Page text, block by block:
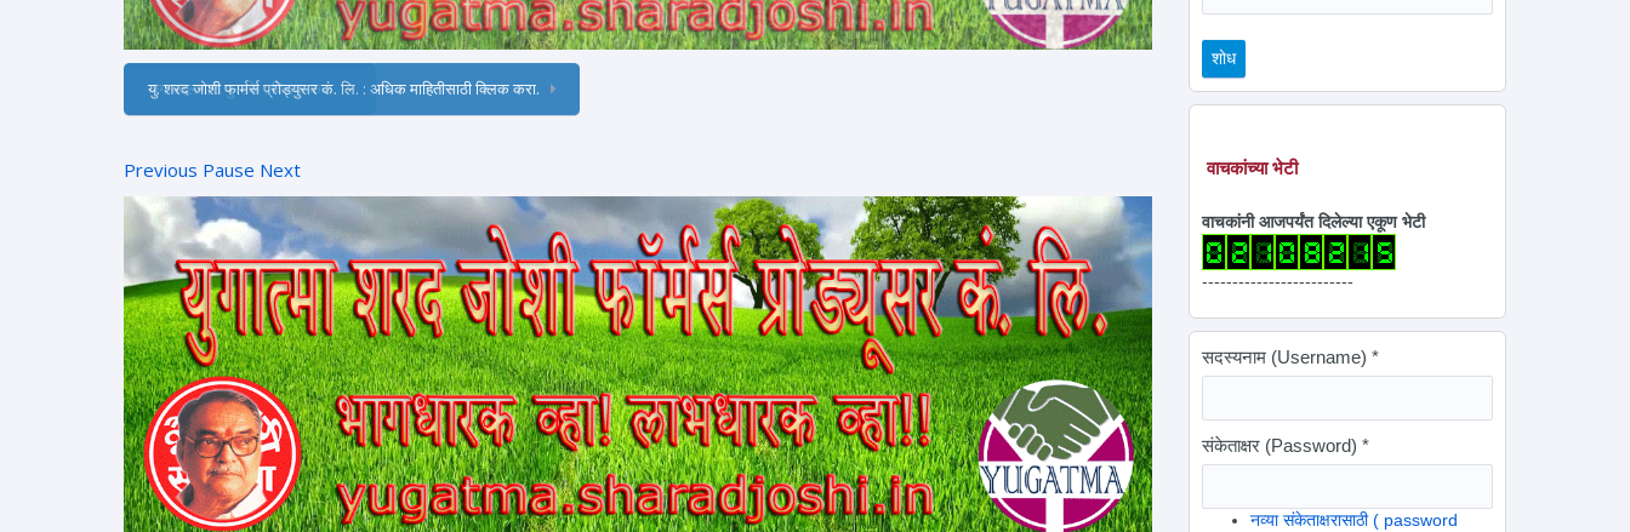
जग बदलणारी पुस्तके : क्लिक करा.
Previous Pause Next
शोध
वाचकांच्या भेटी
वाचकांनी आजपर्यंत दिलेल्या एकूण भेटी
-------------------------
सदस्यनाम (Username) *
संकेताक्षर (Password) *
नव्या संकेताक्षरासाठी ( password